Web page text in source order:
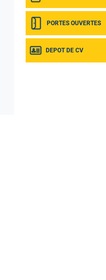
PORTES OUVERTES
DEPOT DE CV